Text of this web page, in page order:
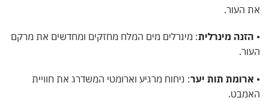
העור.
מינרלית: מינרלים מים המלח מחזקים ומחדשים את מרקם
תות יער: ניחוח מרגיע וארומטי המשדרג את חוויית